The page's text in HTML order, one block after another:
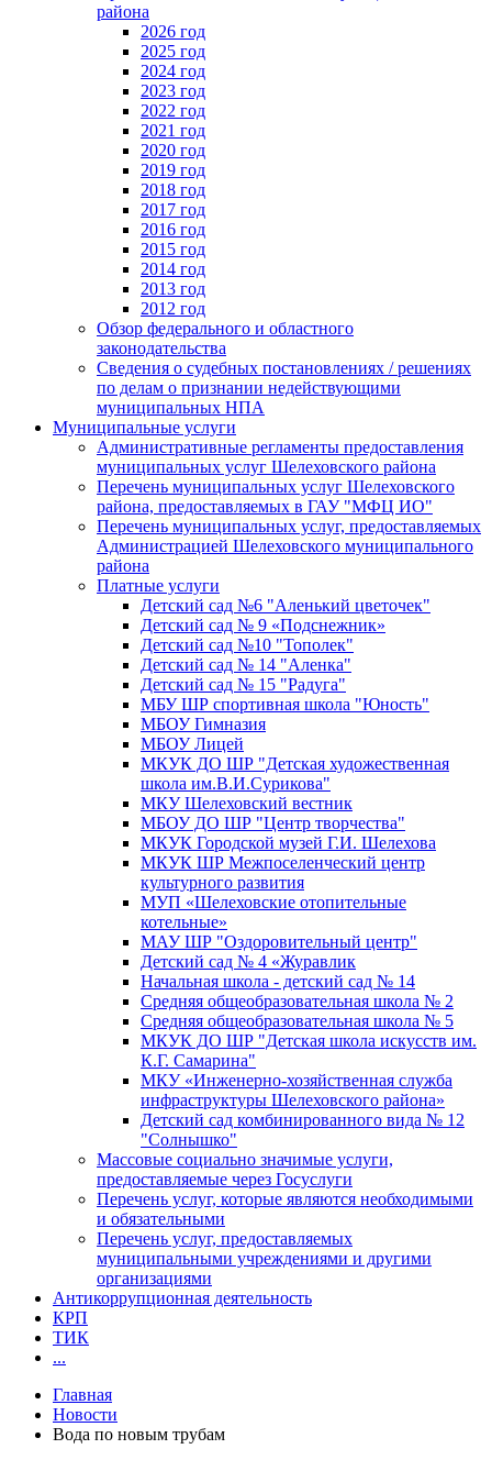
района
2026 год
2025 год
2024 год
2023 год
2022 год
2021 год
2020 год
2019 год
2018 год
2017 год
2016 год
2015 год
2014 год
2013 год
2012 год
Обзор федерального и областного
законодательства
Сведения о судебных постановлениях / решениях
по делам о признании недействующими
муниципальных НПА
Муниципальные услуги
Административные регламенты предоставления
муниципальных услуг Шелеховского района
Перечень муниципальных услуг Шелеховского
района, предоставляемых в ГАУ "МФЦ ИО"
Перечень муниципальных услуг, предоставляемых
Администрацией Шелеховского муниципального
района
Платные услуги
Детский сад №6 "Аленький цветочек"
Детский сад № 9 «Подснежник»
Детский сад №10 "Тополек"
Детский сад № 14 "Аленка"
Детский сад № 15 "Радуга"
МБУ ШР спортивная школа "Юность"
МБОУ Гимназия
МБОУ Лицей
МКУК ДО ШР "Детская художественная
школа им.В.И.Сурикова"
МКУ Шелеховский вестник
МБОУ ДО ШР "Центр творчества"
МКУК Городской музей Г.И. Шелехова
МКУК ШР Межпоселенческий центр
культурного развития
МУП «Шелеховские отопительные
котельные»
МАУ ШР "Оздоровительный центр"
Детский сад № 4 «Журавлик
Начальная школа - детский сад № 14
Средняя общеобразовательная школа № 2
Средняя общеобразовательная школа № 5
МКУК ДО ШР "Детская школа искусств им.
К.Г. Самарина"
МКУ «Инженерно-хозяйственная служба
инфраструктуры Шелеховского района»
Детский сад комбинированного вида № 12
"Солнышко"
Массовые социально значимые услуги,
предоставляемые через Госуслуги
Перечень услуг, которые являются необходимыми
и обязательными
Перечень услуг, предоставляемых
муниципальными учреждениями и другими
организациями
Антикоррупционная деятельность
КРП
ТИК
...
Главная
Новости
Вода по новым трубам